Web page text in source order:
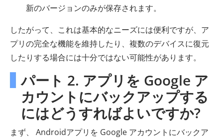
新のバージョンのみが保存されます。
したがって、これは基本的なニーズには便利ですが、ア
プリの完全な機能を維持したり、複数のデバイスに復元
したりする場合には十分ではない可能性があります。
パート 2. アプリを Google ア
カウントにバックアップする
にはどうすればよいですか?
まず、 Androidアプリを Google アカウントにバックア